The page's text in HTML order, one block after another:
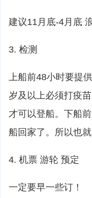
建议11月底-4月底
3. 检测
上船前48小时要提
岁及以上必须打疫
才可以登船。下船
船回家了。所以也
4. 机票 游轮 预定
一定要早一些订！